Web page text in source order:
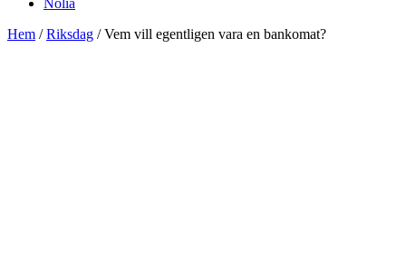
Nolia
Hem /Riksdag /Vem vill egentligen vara en bankomat?